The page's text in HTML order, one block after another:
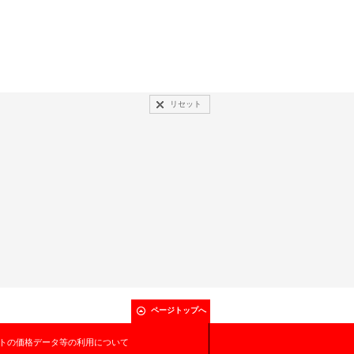
リセット
ページトップへ
の価格データ等の利用について